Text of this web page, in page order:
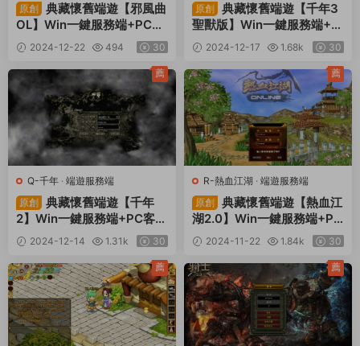
原創
典藏懷舊端遊【邪風曲
OL】Win一鍵服務端+PC客
戶端+網頁注冊+GM工具
+貨币修改教程+視頻架設教
程
2024-12-22 494 30
原創
典藏懷舊端遊【千年3
聖獸版】Win一鍵服務端+P
C客戶端+GM指令+GM工具
+視頻架設教程
2024-12-17 1.68k 30
Q-千年 · 端遊服務端
原創
典藏懷舊端遊【千年
2】Win一鍵服務端+PC客戶
端+視頻架設教程
2024-12-14 1.31k 30
薦
R-熱血江湖 · 端遊服務端
原創
典藏懷舊端遊【熱血江
湖2.0】Win一鍵服務端+PC
客戶端+網頁注冊+藏寶閣
+假人陪玩+視頻架設教程
2024-11-22 1.84k 30
薦
薦 薦